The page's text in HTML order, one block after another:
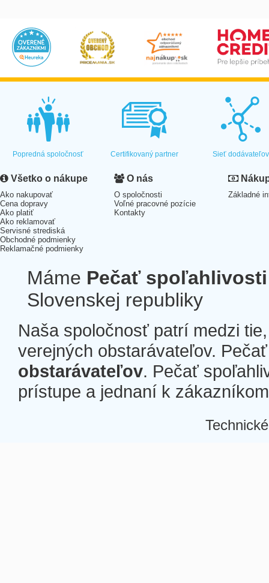
Popredná spoločnosť Certifikovaný partner Sieť dodávateľov
Všetko o nákupe
Ako nakupovať
Cena dopravy
Ako platiť
Ako reklamovať
Servisné strediská
Obchodné podmienky
Reklamačné podmienky
O nás
O spoločnosti
Voľné pracovné pozície
Kontakty
Základné
Máme Pečať spoľahlivosti
Slovenskej republiky
Naša spoločnosť patrí medzi
verejných obstarávateľov.
obstarávateľov. Pečať
prístupe a jednaní k